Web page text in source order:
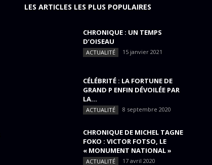
LES ARTICLES LES PLUS POPULAIRES
CHRONIQUE : UN TEMPS
D’OISEAU
ACTUALITÉ 15 janvier 2021
CÉLÉBRITÉ : LA FORTUNE DE
GRAND P ENFIN DÉVOILÉE PAR
LA...
ACTUALITÉ 8 septembre 2020
CHRONIQUE DE MICHEL TAGNE
FOKO : VICTOR FOTSO, LE
« MONUMENT NATIONAL »
ACTUALITÉ 17 avril 2020